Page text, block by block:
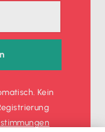
Kein